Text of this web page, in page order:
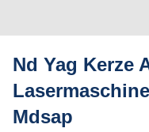
Nd Yag Kerze
Mdsap